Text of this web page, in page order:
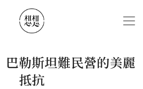
巴勒斯坦難民營的美麗
抵抗